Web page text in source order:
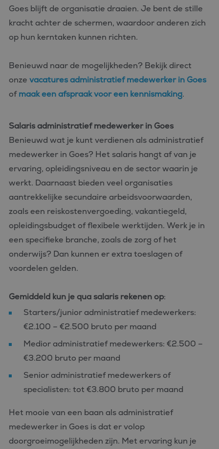
Goes blijft de organisatie draaien. Je bent de stille
kracht achter de schermen, waardoor anderen zich
op hun kerntaken kunnen richten.
Benieuwd naar de mogelijkheden? Bekijk direct
onze vacatures administratief medewerker in Goes
ofmaak een afspraak voor een kennismaking.
Salaris administratief medewerker in Goes
Benieuwd wat je kunt verdienen als administratief
medewerker in Goes? Het salaris hangt af van je
ervaring, opleidingsniveau en de sector waarin je
werkt. Daarnaast bieden veel organisaties
aantrekkelijke secundaire arbeidsvoorwaarden,
zoals een reiskostenvergoeding, vakantiegeld,
opleidingsbudget of flexibele werktijden. Werk je in
een specifieke branche, zoals de zorg of het
onderwijs? Dan kunnen er extra toeslagen of
voordelen gelden.
Gemiddeld kun je qua salaris rekenen op:
Starters/junior administratief medewerkers:
€2.100 – €2.500 bruto per maand
Medior administratief medewerkers: €2.500 –
€3.200 bruto per maand
Senior administratief medewerkers of
specialisten: tot €3.800 bruto per maand
Het mooie van een baan als administratief
medewerker in Goes is dat er volop
doorgroeimogelijkheden zijn. Met ervaring kun je